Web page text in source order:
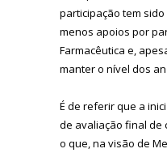
participação tem
menos apoios por
Farmacêutica e,
manter o nível dos
É de referir que a
de avaliação final de
o que, na visão de